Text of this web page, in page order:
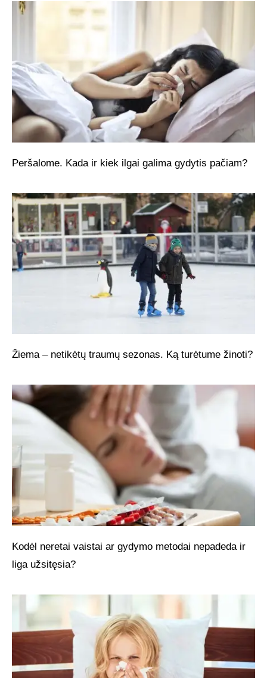
Peršalome. Kada ir kiek ilgai galima gydytis pačiam?
Žiema – netikėtų traumų sezonas. Ką turėtume žinoti?
Kodėl neretai vaistai ar gydymo metodai nepadeda ir
liga užsitęsia?